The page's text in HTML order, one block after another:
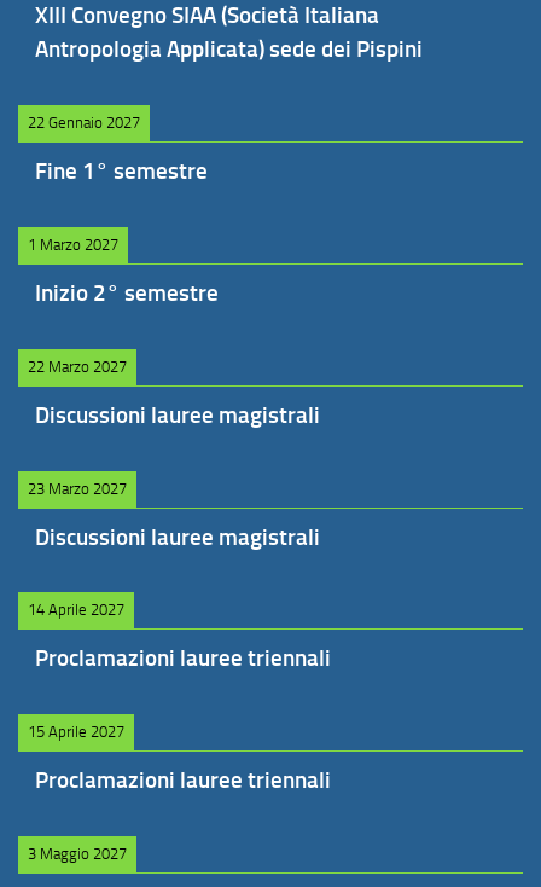
XIII Convegno SIAA (Società Italiana
Antropologia Applicata) sede dei Pispini
22 Gennaio 2027
Fine 1° semestre
1 Marzo 2027
Inizio 2° semestre
22 Marzo 2027
Discussioni lauree magistrali
23 Marzo 2027
Discussioni lauree magistrali
14 Aprile 2027
Proclamazioni lauree triennali
15 Aprile 2027
Proclamazioni lauree triennali
3 Maggio 2027